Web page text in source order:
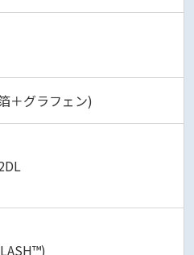
＋グラフェン)